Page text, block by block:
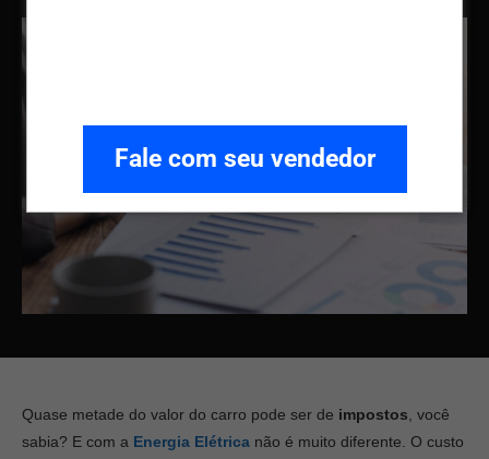
Fale com seu vendedor
Quase metade do valor do carro pode ser de impostos , você
sabia? E com a Energia Elétrica não é muito diferente. O custo